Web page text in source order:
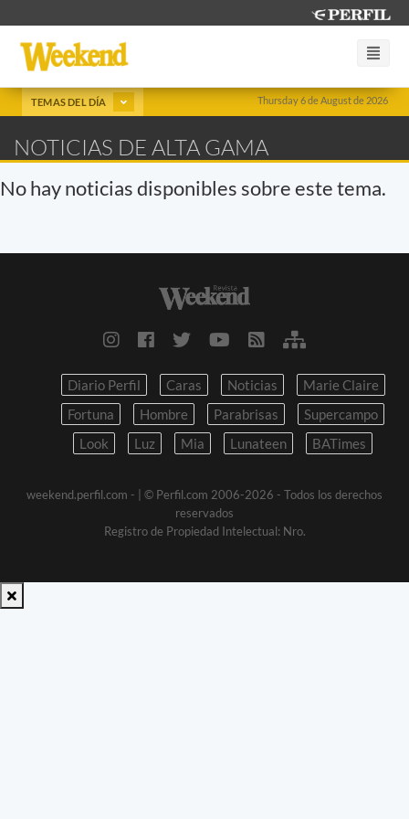
Thursday 6 de August de 2026
TEMAS DEL DÍA
NOTICIAS DE ALTA GAMA
No hay noticias disponibles sobre este tema.
Diario Perfil Caras Noticias
Marie Claire
Fortuna
Hombre Parabrisas
Supercampo
Look
Luz Mia Lunateen BATimes
weekend.perfil.com -
| © Perfil.com 2006-2026 - Todos los derechos
reservados
Registro de Propiedad Intelectual: Nro.